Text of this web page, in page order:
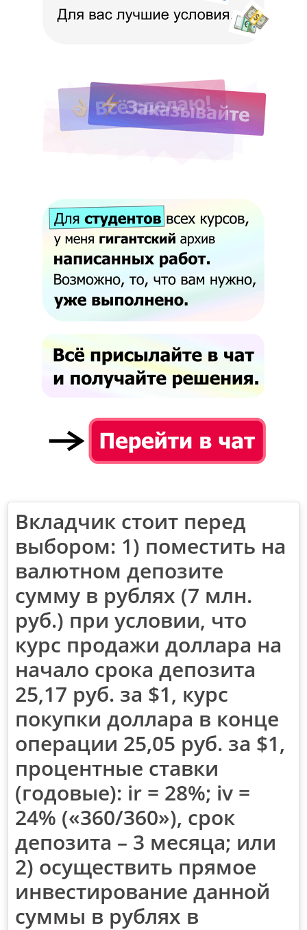
Вкладчик стоит перед
выбором: 1) поместить на
валютном депозите
сумму в рублях (7 млн.
руб.) при условии, что
курс продажи доллара на
начало срока депозита
25,17 руб. за $1, курс
покупки доллара в конце
операции 25,05 руб. за $1,
процентные ставки
(годовые): ir = 28%; iv =
24% («360/360»), срок
депозита – 3 месяца; или
2) осуществить прямое
инвестирование данной
суммы в рублях в